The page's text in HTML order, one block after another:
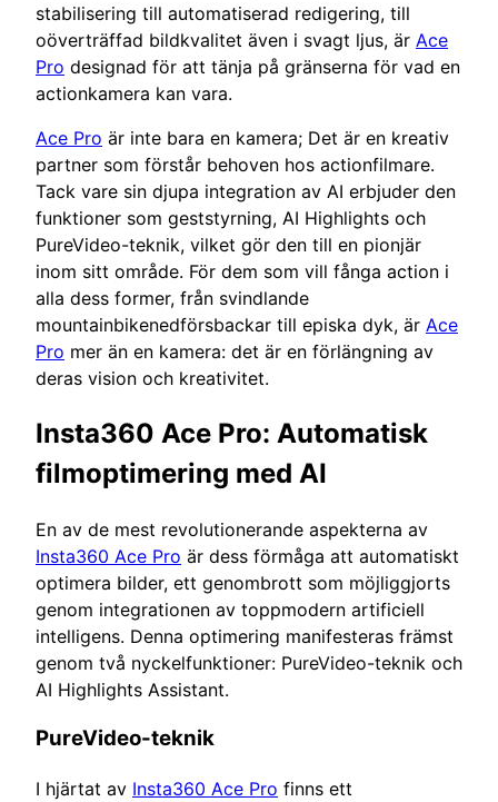
stabilisering till automatiserad redigering, till
oöverträffad bildkvalitet även i svagt ljus, är Ace
Pro designad för att tänja på gränserna för vad en
actionkamera kan vara.
Ace Pro är inte bara en kamera; Det är en kreativ
partner som förstår behoven hos actionfilmare.
Tack vare sin djupa integration av AI erbjuder den
funktioner som geststyrning, AI Highlights och
PureVideo-teknik, vilket gör den till en pionjär
inom sitt område. För dem som vill fånga action i
alla dess former, från svindlande
mountainbikenedförsbackar till episka dyk, är Ace
Pro mer än en kamera: det är en förlängning av
deras vision och kreativitet.
Insta360 Ace Pro: Automatisk
filmoptimering med AI
En av de mest revolutionerande aspekterna av
Insta360 Ace Pro är dess förmåga att automatiskt
optimera bilder, ett genombrott som möjliggjorts
genom integrationen av toppmodern artificiell
intelligens. Denna optimering manifesteras främst
genom två nyckelfunktioner: PureVideo-teknik och
AI Highlights Assistant.
PureVideo-teknik
I hjärtat av Insta360 Ace Pro finns ett